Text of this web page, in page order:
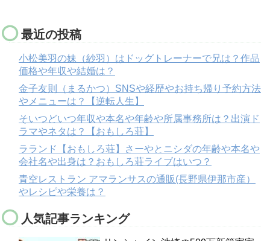
最近の投稿
小松美羽の妹（紗羽）はドッグトレーナーで兄は？作品
価格や年収や結婚は？
金子友則（まるかつ）SNSや経歴やお持ち帰り予約方法
やメニューは？【逆転人生】
そいつどいつ年収や本名や年齢や所属事務所は？出演ド
ラマやネタは？【おもしろ荘】
ラランド【おもしろ荘】さーやとニシダの年齢や本名や
会社名や出身は？おもしろ荘ライブはいつ？
青空レストラン アマランサスの通販(長野県伊那市産）
やレシピや栄養は？
人気記事ランキング